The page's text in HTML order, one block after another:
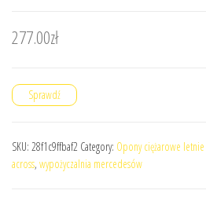
277.00zł
Sprawdź
SKU: 28f1c9ffbaf2 Category: Opony ciężarowe letnie
across, wypożyczalnia mercedesów